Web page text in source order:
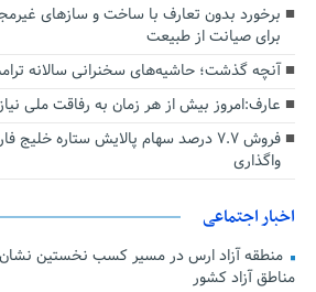
برخورد بدون تعارف با ساخت‌ و سازهای
برای صیانت از طبیعت
آنچه گذشت؛ حاشیه‌های سخنرانی سالانه
عارف:امروز بیش از هر زمان به رفاقت ملی
فروش ۷.۷ درصد سهام پالایش ستاره
واگذاری
اخبار اجتماعی
منطقه آزاد ارس در مسیر کسب نخستین
مناطق آزاد کشور